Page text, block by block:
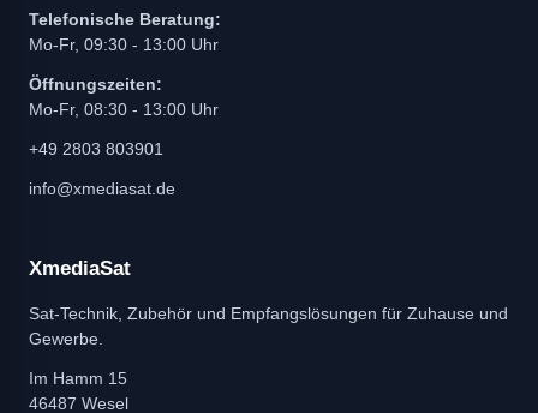
Telefonische Beratung:
Mo-Fr, 09:30 - 13:00 Uhr
Öffnungszeiten:
Mo-Fr, 08:30 - 13:00 Uhr
+49 2803 803901
info@xmediasat.de
XmediaSat
Sat-Technik, Zubehör und Empfangslösungen für Zuhause und
Gewerbe.
Im Hamm 15
46487 Wesel